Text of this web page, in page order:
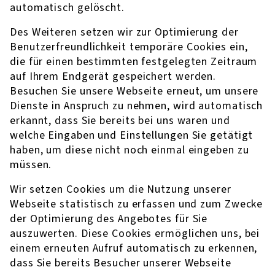
automatisch gelöscht.
Des Weiteren setzen wir zur Optimierung der
Benutzerfreundlichkeit temporäre Cookies ein,
die für einen bestimmten festgelegten Zeitraum
auf Ihrem Endgerät gespeichert werden.
Besuchen Sie unsere Webseite erneut, um unsere
Dienste in Anspruch zu nehmen, wird automatisch
erkannt, dass Sie bereits bei uns waren und
welche Eingaben und Einstellungen Sie getätigt
haben, um diese nicht noch einmal eingeben zu
müssen.
Wir setzen Cookies um die Nutzung unserer
Webseite statistisch zu erfassen und zum Zwecke
der Optimierung des Angebotes für Sie
auszuwerten. Diese Cookies ermöglichen uns, bei
einem erneuten Aufruf automatisch zu erkennen,
dass Sie bereits Besucher unserer Webseite